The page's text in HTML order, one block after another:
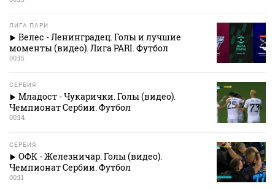
ЛИГА ПАРИ
Велес - Ленинградец. Голы и лучшие
моменты (видео). Лига PARI. Футбол
00:15
СЕРБИЯ
Младост - Чукарички. Голы (видео).
Чемпионат Сербии. Футбол
00:14
СЕРБИЯ
ОФК - Железничар. Голы (видео).
Чемпионат Сербии. Футбол
00:11